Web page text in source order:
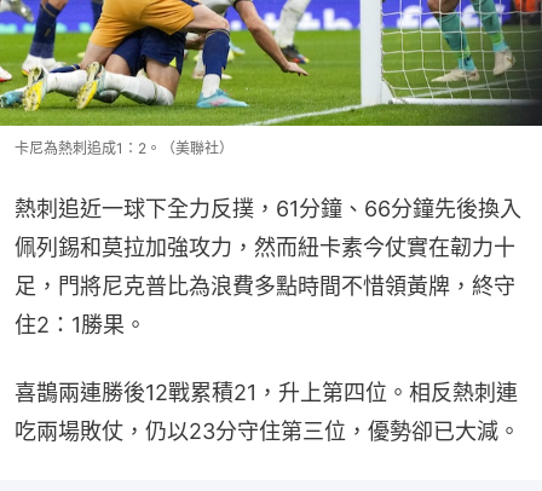
卡尼為熱刺追成1：2。（美聯社）
熱刺追近一球下全力反撲，61分鐘、66分鐘先後換入
佩列錫和莫拉加強攻力，然而紐卡素今仗實在韌力十
足，門將尼克普比為浪費多點時間不惜領黃牌，終守
住2：1勝果。
喜鵲兩連勝後12戰累積21，升上第四位。相反熱刺連
吃兩場敗仗，仍以23分守住第三位，優勢卻已大減。